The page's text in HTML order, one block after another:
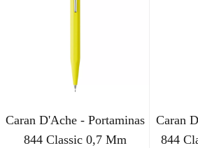
Caran D'Ache - Portaminas
844 Classic 0,7 Mm
Caran
844